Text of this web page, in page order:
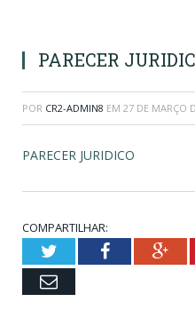
PARECER
POR CR2-ADMIN8 EM 27 DE MARÇO
PARECER JURIDICO
COMPARTILHAR:
TwitterFacebook
Email